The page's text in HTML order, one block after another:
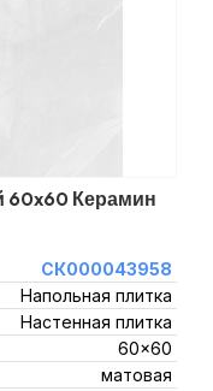
60x60 Керамин
СК000043958
Напольная плитка
Настенная плитка
60x60
матовая